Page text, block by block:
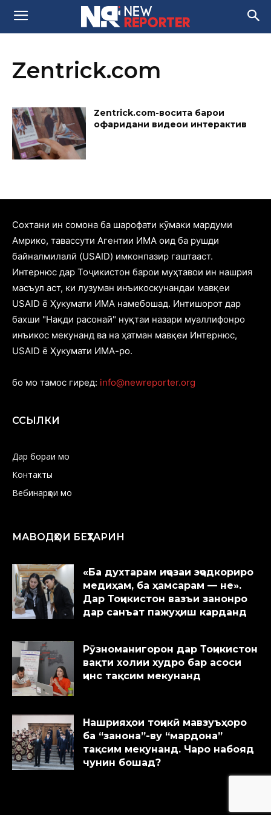
Zentrick.com
Zentrick.com-восита барои
офаридани видеои интерактивӣ
Cохтани ин сомона ба шарофати кӯмаки мардуми
Амрико, тавассути Агентии ИМА оид ба рушди
байналмилалӣ (USAID) имконпазир гаштааст.
Интернюс дар Тоҷикистон барои муҳтавои ин нашрия
масъул аст, ки лузуман инъикоскунандаи мавқеи
USAID ё Ҳукумати ИМА намебошад. Интишорот дар
бахши "Нақди расонаӣ" нуқтаи назари муаллифонро
инъикос мекунанд ва на ҳатман мавқеи Интернюс,
USAID ё Ҳукумати ИМА-ро.
бо мо тамос гиред: info@newreporter.org
ССЫЛКИ
Дар бораи мо
Контакты
Вебинарҳои мо
МАВОДҲОИ БЕҲТАРИН
«Ба духтарам иҷозаи эҷодкориро
медиҳам, ба ҳамсарам — не».
Дар Тоҷикистон вазъи занонро
дар санъат пажуҳиш карданд
Рӯзноманигорон дар Тоҷикистон
вақти холии худро бар асоси
ҷинс тақсим мекунанд
Нашрияҳои тоҷикӣ мавзуъҳоро
ба “занона”-ву “мардона”
тақсим мекунанд. Чаро набояд
чунин бошад?